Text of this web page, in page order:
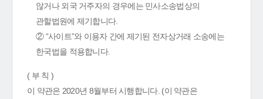
않거나 외국 거주자의 경우에는 민사소송법상의
관할법원에 제기합니다.
② “사이트”와 이용자 간에 제기된 전자상거래 소송에는
한국법을 적용합니다.
( 부 칙 )
이 약관은 2020년 8월부터 시행합니다. (이 약관은